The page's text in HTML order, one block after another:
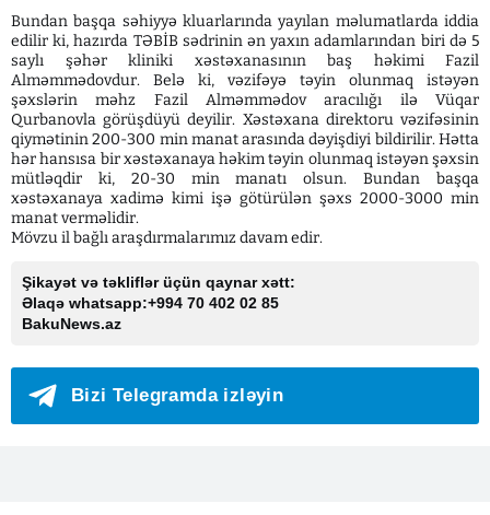
Bundan başqa səhiyyə kluarlarında yayılan məlumatlarda iddia
edilir ki, hazırda TƏBİB sədrinin ən yaxın adamlarından biri də 5
saylı şəhər kliniki xəstəxanasının baş həkimi Fazil
Alməmmədovdur. Belə ki, vəzifəyə təyin olunmaq istəyən
şəxslərin məhz Fazil Alməmmədov aracılığı ilə Vüqar
Qurbanovla görüşdüyü deyilir. Xəstəxana direktoru vəzifəsinin
qiymətinin 200-300 min manat arasında dəyişdiyi bildirilir. Hətta
hər hansısa bir xəstəxanaya həkim təyin olunmaq istəyən şəxsin
mütləqdir ki, 20-30 min manatı olsun. Bundan başqa
xəstəxanaya xadimə kimi işə götürülən şəxs 2000-3000 min
manat verməlidir.
Mövzu il bağlı araşdırmalarımız davam edir.
Şikayət və təkliflər üçün qaynar xətt:
Əlaqə whatsapp:+994 70 402 02 85
BakuNews.az
Bizi Telegramda izləyin